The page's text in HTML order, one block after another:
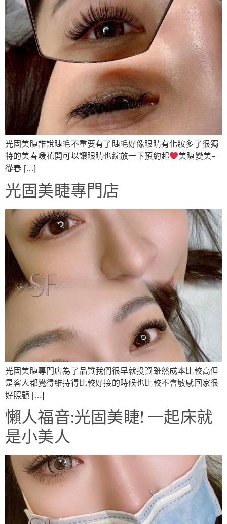
光固美睫誰說睫毛不重要有了睫毛好像眼睛有化妝多了很獨
特的美春暖花開可以讓眼睛也綻放一下預約起
美睫變美~
從春 […]
光固美睫專門店
光固美睫專門店為了品質我們很早就投資雖然成本比較高但
是客人都覺得維持得比較好接的時候也比較不會敏感回家很
好照顧 […]
懶人福音:光固美睫! 一起床就
是小美人